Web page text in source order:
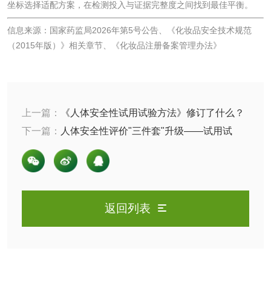
坐标选择适配方案，在检测投入与证据完整度之间找到最佳平衡。
信息来源：国家药监局2026年第5号公告、《化妆品安全技术规范
（2015年版）》相关章节、《化妆品注册备案管理办法》
上一篇：
《人体安全性试用试验方法》修订了什么？
与斑贴试验如何分工？
下一篇：
人体安全性评价"三件套"升级——试用试
验、斑贴试验、BrdU-FCM如何协同？
返回列表
测
齿轮油检测
食品接触